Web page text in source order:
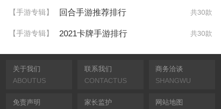
【手游专辑】 回合手游推荐排行 共30款
【手游专辑】 2021卡牌手游排行 共30款
关于我们
ABOUTUS
联系我们
CONTACTUS
商务洽谈
SHANGWU
免责声明
家长监护
网站地图